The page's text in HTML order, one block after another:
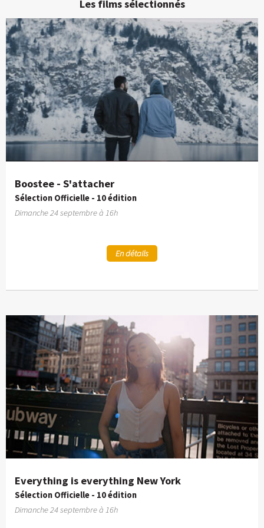
Les films sélectionnés
Boostee - S'attacher
Sélection Officielle - 10 édition
Dimanche 24 septembre à 16h
En détails
Everything is everything New York
Sélection Officielle - 10 édition
Dimanche 24 septembre à 16h